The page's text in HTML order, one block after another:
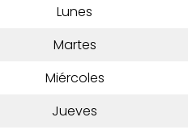
Lunes
Martes
Miércoles
Jueves